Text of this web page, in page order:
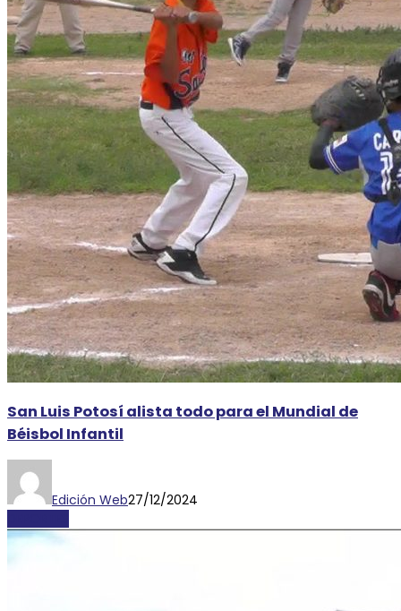
San Luis Potosí alista todo para el Mundial de
Béisbol Infantil
Edición Web27/12/2024